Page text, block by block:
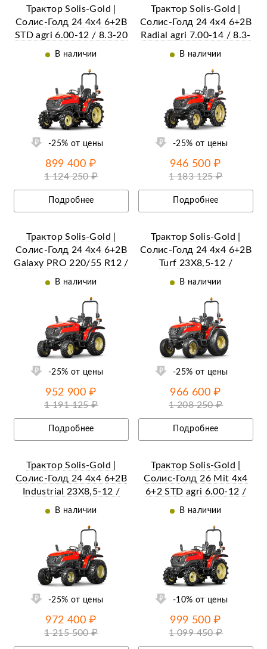
Трактор Solis-Gold |
Солис-Голд 24 4x4 6+2B
STD agri 6.00-12 / 8.3-20
(с ПСМ)
В наличии
-25% от цены
899 400 ₽
1 124 250 ₽
Подробнее
Трактор Solis-Gold |
Солис-Голд 24 4x4 6+2B
Radial agri 7.00-14 / 8.3-
24 (с ПСМ)
В наличии
Ещё 17 фотографий
-25% от цены
946 500 ₽
1 183 125 ₽
Подробнее
Трактор Solis-Gold |
Солис-Голд 24 4x4 6+2B
Galaxy PRO 220/55 R12 /
280/70 R16 (с ПСМ)
В наличии
-25% от цены
952 900 ₽
1 191 125 ₽
Подробнее
Трактор Solis-Gold |
Солис-Голд 24 4x4 6+2B
Turf 23X8,5-12 /
33X15,5-16 (с ПСМ)
В наличии
Ещё 13 фотографий
-25% от цены
966 600 ₽
1 208 250 ₽
Подробнее
Трактор Solis-Gold |
Солис-Голд 24 4x4 6+2B
Industrial 23X8,5-12 /
33X15,5-16,5 (с ПСМ)
В наличии
-25% от цены
972 400 ₽
1 215 500 ₽
Трактор Solis-Gold |
Солис-Голд 26 Mit 4x4
6+2 STD agri 6.00-12 /
8.3-20 (с ПСМ)
В наличии
Ещё 30 фотографий
-10% от цены
999 500 ₽
1 099 450 ₽